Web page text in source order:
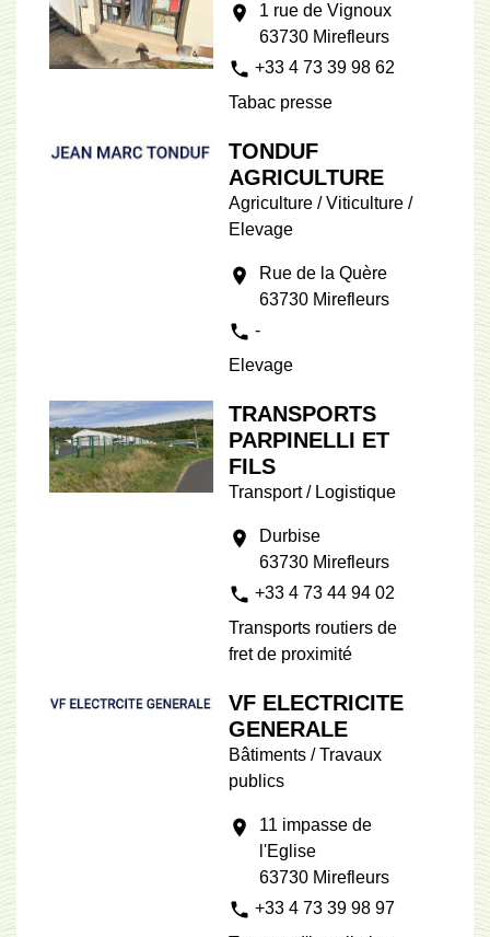
location_on
1 rue de Vignoux
63730 Mirefleurs
phone +33 4 73 39 98 62
Tabac presse
TONDUF
AGRICULTURE
Agriculture / Viticulture /
Elevage
location_on
Rue de la Quère
63730 Mirefleurs
phone -
Elevage
TRANSPORTS
PARPINELLI ET
FILS
Transport / Logistique
location_on
Durbise
63730 Mirefleurs
phone +33 4 73 44 94 02
Transports routiers de
fret de proximité
VF ELECTRICITE
GENERALE
Bâtiments / Travaux
publics
location_on
11 impasse de
l'Eglise
63730 Mirefleurs
phone +33 4 73 39 98 97